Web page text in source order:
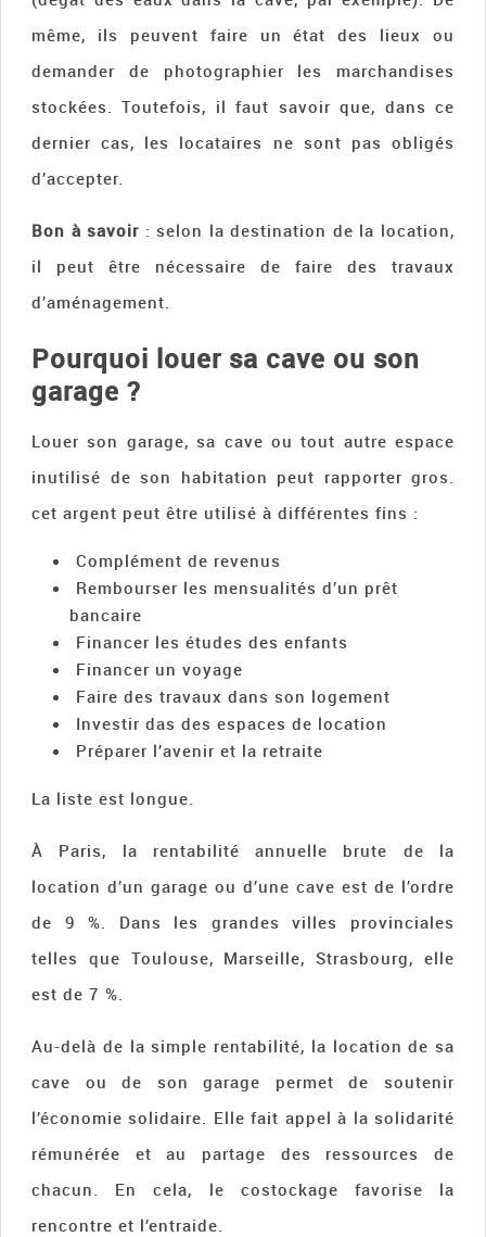
même, ils peuvent faire un état des lieux ou
demander de photographier les marchandises
stockées. Toutefois, il faut savoir que, dans ce
dernier cas, les locataires ne sont pas obligés
d’accepter.
Bon à savoir : selon la destination de la location,
il peut être nécessaire de faire des travaux
d’aménagement.
Pourquoi louer sa cave ou son
garage ?
Louer son garage, sa cave ou tout autre espace
inutilisé de son habitation peut rapporter gros.
cet argent peut être utilisé à différentes fins :
Complément de revenus
Rembourser les mensualités d’un prêt
bancaire
Financer les études des enfants
Financer un voyage
Faire des travaux dans son logement
Investir das des espaces de location
Préparer l’avenir et la retraite
La liste est longue.
À Paris, la rentabilité annuelle brute de la
location d’un garage ou d’une cave est de l’ordre
de 9 %. Dans les grandes villes provinciales
telles que Toulouse, Marseille, Strasbourg, elle
est de 7 %.
Au-delà de la simple rentabilité, la location de sa
cave ou de son garage permet de soutenir
l’économie solidaire. Elle fait appel à la solidarité
rémunérée et au partage des ressources de
chacun. En cela, le costockage favorise la
rencontre et l’entraide.